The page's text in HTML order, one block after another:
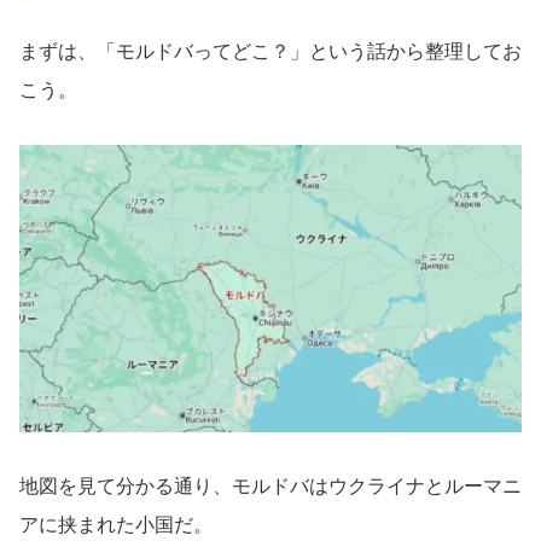
まずは、「モルドバってどこ？」という話から整理してお
こう。
地図を見て分かる通り、モルドバはウクライナとルーマニ
アに挟まれた小国だ。